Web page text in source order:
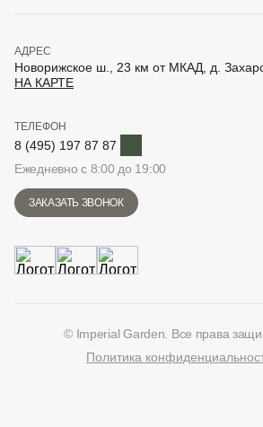
АДРЕС
Новорижское ш., 23 км от МКАД, д.
НА КАРТЕ
ТЕЛЕФОН
8 (495) 197 87 87
Ежедневно с 8:00 до 19:00
ЗАКАЗАТЬ ЗВОНОК
© Imperial Garden. Все права
Политика